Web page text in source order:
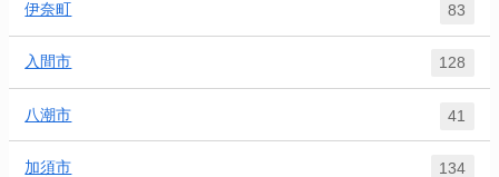
伊奈町 83
入間市 128
八潮市 41
加須市 134